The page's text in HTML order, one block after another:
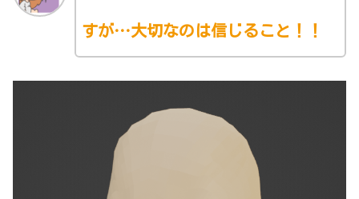
すが…大切なのは信じること！！